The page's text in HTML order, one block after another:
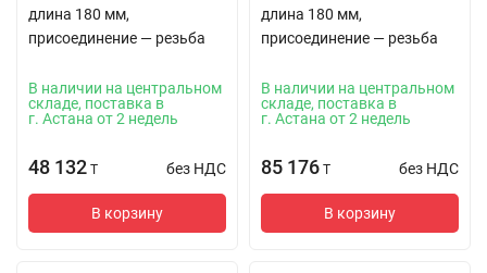
длина 180 мм,
присоединение — резьба
В наличии на центральном
складе, поставка в
г. Астана от 2 недель
48 132 T без НДС
В корзину
длина 180 мм,
присоединение — резьба
В наличии на центральном
складе, поставка в
г. Астана от 2 недель
85 176 T без НДС
В корзину